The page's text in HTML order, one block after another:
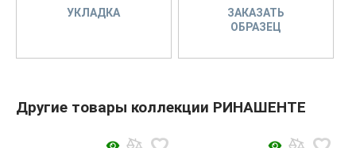
УКЛАДКА
ЗАКАЗАТЬ
ОБРАЗЕЦ
Другие товары коллекции РИНАШЕНТЕ